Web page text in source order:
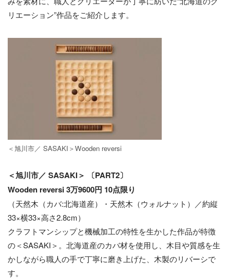
リエーション”作品をご紹介します。
＜旭川市／ SASAKI＞Wooden reversi
＜旭川市／ SASAKI＞ 〔PART2〕
Wooden reversi 3万9600円 10点限り
（天然⽊（カバ:北海道産）・天然⽊（ウォルナット）／約縦
33×横33×⾼さ2.8cm）
クラフトマンシップと機械加⼯の特性を⽣かした作品が特徴
の＜SASAKI＞。北海道産のカバ材を使⽤し、⽊⽬や質感を⽣
かしながら職⼈の⼿で丁寧に磨き上げた、⽊製のリバーシで
す。